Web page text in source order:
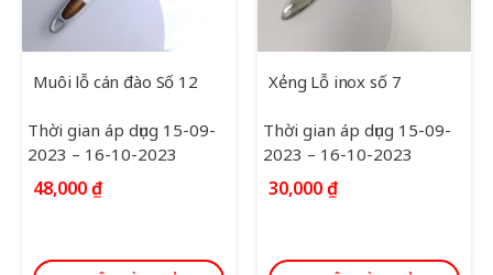
Muôi lỗ cán đào Số 12
Thời gian áp dụng 15-09-
2023 – 16-10-2023
48,000₫
Xẻng Lỗ inox số 7
Thời gian áp dụng 15-09-
2023 – 16-10-2023
30,000₫